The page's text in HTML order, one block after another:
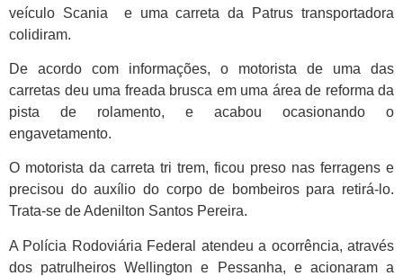
veículo Scania e uma carreta da Patrus transportadora
colidiram.
De acordo com informações, o motorista de uma das
carretas deu uma freada brusca em uma área de reforma da
pista de rolamento, e acabou ocasionando o
engavetamento.
O motorista da carreta tri trem, ficou preso nas ferragens e
precisou do auxílio do corpo de bombeiros para retirá-lo.
Trata-se de Adenilton Santos Pereira.
A Polícia Rodoviária Federal atendeu a ocorrência, através
dos patrulheiros Wellington e Pessanha, e acionaram a